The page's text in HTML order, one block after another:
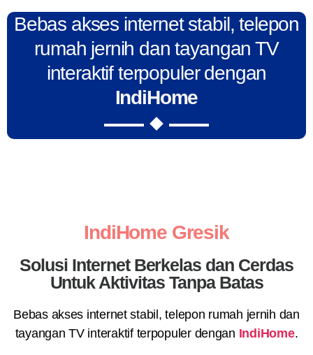
Bebas akses internet stabil, telepon
rumah jernih dan tayangan TV
interaktif terpopuler dengan
IndiHome
IndiHome Gresik
Solusi Internet Berkelas dan Cerdas
Untuk Aktivitas Tanpa Batas
Bebas akses internet stabil, telepon rumah jernih dan
tayangan TV interaktif terpopuler dengan IndiHome.